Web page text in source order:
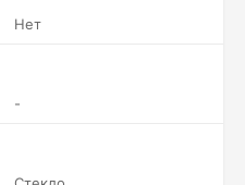
Нет
-